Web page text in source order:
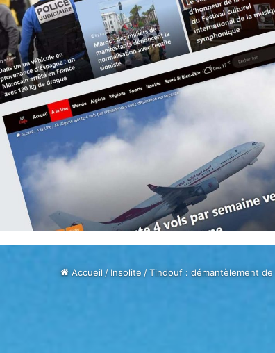
Accueil /Insolite /Tindouf : démantèlement